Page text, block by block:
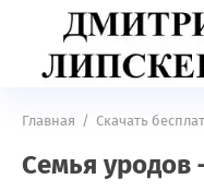
Главная / Скачать
Семья уродов